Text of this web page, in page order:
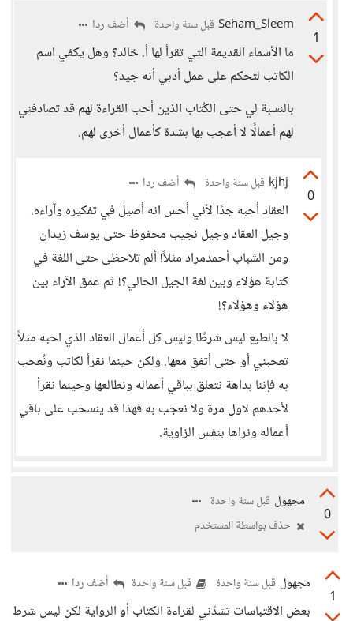
1
Seham_Sleem قبل سنة واحدة أضف ردا
ما الأسماء القديمة التي تقرأ لها أ. خالد؟ وهل يكفي اسم
الكاتب لتحكم على عمل أدبي أنه جيد؟
بالنسبة لي حتى الكُتاب الذين أحب القراءة لهم قد تصادفني
لهم أعمالًا لا أعجب بها بشدة كأعمال أخرى لهم.
0
kjhj قبل سنة واحدة أضف ردا
العقاد أحبه جدًا لأني أحس انه أصيل في تفكيره وآراءه.
وجيل العقاد وجيل نجيب محفوظ حتى يوسف زيدان
ومن الشباب أحمدمراد مثلاً! ألم تلاحظى حتى اللغة في
كتابة هؤلاء وبين لغة الجيل الحالي؟! ثم عمق الآراء بين
هؤلاء وهؤلاء؟!
لا بالطبع ليس شرطًا وليس كل أعمال العقاد الذي احبه مثلاً
تعحبني أو حتى أتفق معها. ولكن حينما نقرأ لكاتب ونُعحب
به فإننا بداهة نتعلق بباقي أعماله ونطالعها وحينما نقرأ
لأحدهم لاول مرة ولا نعجب به فهذا قد ينسحب على باقي
أعماله ونراها بنفس الزاوية.
0
مجهول قبل سنة واحدة
حذف بواسطة المستخدم
1
مجهول قبل سنة واحدة قبل سنة واحدة أضف ردا
بعض الاقتباسات تشدّني لقراءة الكتاب أو الرواية لكن ليس شرط